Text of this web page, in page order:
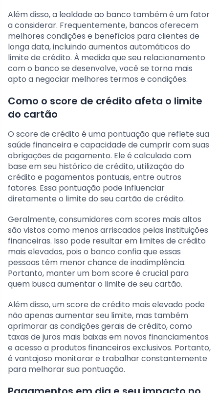
Além disso, a lealdade ao banco também é um fator
a considerar. Frequentemente, bancos oferecem
melhores condições e benefícios para clientes de
longa data, incluindo aumentos automáticos do
limite de crédito. À medida que seu relacionamento
com o banco se desenvolve, você se torna mais
apto a negociar melhores termos e condições.
Como o score de crédito afeta o limite
do cartão
O score de crédito é uma pontuação que reflete sua
saúde financeira e capacidade de cumprir com suas
obrigações de pagamento. Ele é calculado com
base em seu histórico de crédito, utilização do
crédito e pagamentos pontuais, entre outros
fatores. Essa pontuação pode influenciar
diretamente o limite do seu cartão de crédito.
Geralmente, consumidores com scores mais altos
são vistos como menos arriscados pelas instituições
financeiras. Isso pode resultar em limites de crédito
mais elevados, pois o banco confia que essas
pessoas têm menor chance de inadimplência.
Portanto, manter um bom score é crucial para
quem busca aumentar o limite de seu cartão.
Além disso, um score de crédito mais elevado pode
não apenas aumentar seu limite, mas também
aprimorar as condições gerais de crédito, como
taxas de juros mais baixas em novos financiamentos
e acesso a produtos financeiros exclusivos. Portanto,
é vantajoso monitorar e trabalhar constantemente
para melhorar sua pontuação.